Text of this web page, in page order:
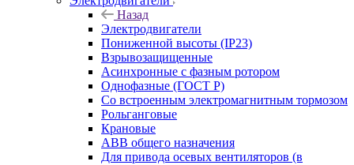
Назад
Электродвигатели
Пониженной высоты (IP23)
Взрывозащищенные
Асинхронные с фазным ротором
Однофазные (ГОСТ Р)
Со встроенным электромагнитным тормозом
Рольганговые
Крановые
АВВ общего назначения
Для привода осевых вентиляторов (в